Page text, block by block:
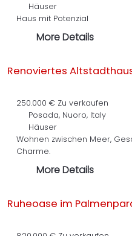
Häuser
Haus mit Potenzial
More Details
Renoviertes
250.000 € Zu verkaufen
Posada, Nuoro, Italy
Häuser
Wohnen zwischen Meer,
Charme.
More Details
Ruheoase im